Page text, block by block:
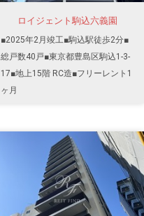
ロイジェント駒込六義園
■2025年2月竣工■駒込駅徒歩2分■
総戸数40戸■東京都豊島区駒込1-3-
17■地上15階 RC造■フリーレント1
ヶ月